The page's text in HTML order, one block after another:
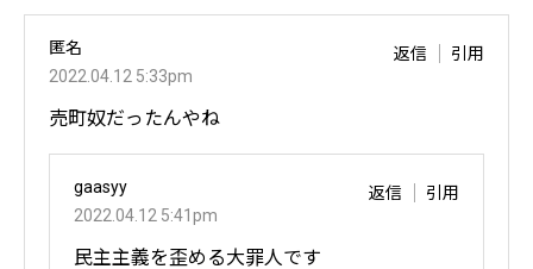
匿名
2022.04.12 5:33pm
返信 引用
売町奴だったんやね
gaasyy
2022.04.12 5:41pm
返信 引用
民主主義を歪める大罪人です